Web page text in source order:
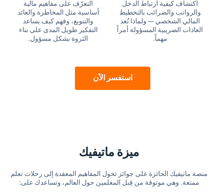
اكتشاف كيفية ارتباط الدخل
والرواتب والضرائب بالتخطيط
المالي الشخصي — ولماذا تُعد
العادات الضريبية المسؤولة أمراً
مهماً.
التعرّف على مفاهيم مالية
أساسية مثل المخاطرة والعائد
والتنويع، وفهم كيف يساعد
التفكير طويل المدى على بناء
الثروة بشكل مسؤول.
استفسر الآن
ميزة ماتيفيك
منصة ماتيفيك الحائزة على جوائز تحول المفاهيم المعقدة إلى رحلات تعلم
ممتعة. وهي موثوقة من قِبل المعلمين حول العالم، وتساعدك على: